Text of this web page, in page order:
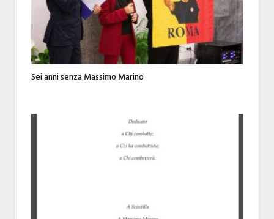
Sei anni senza Massimo Marino